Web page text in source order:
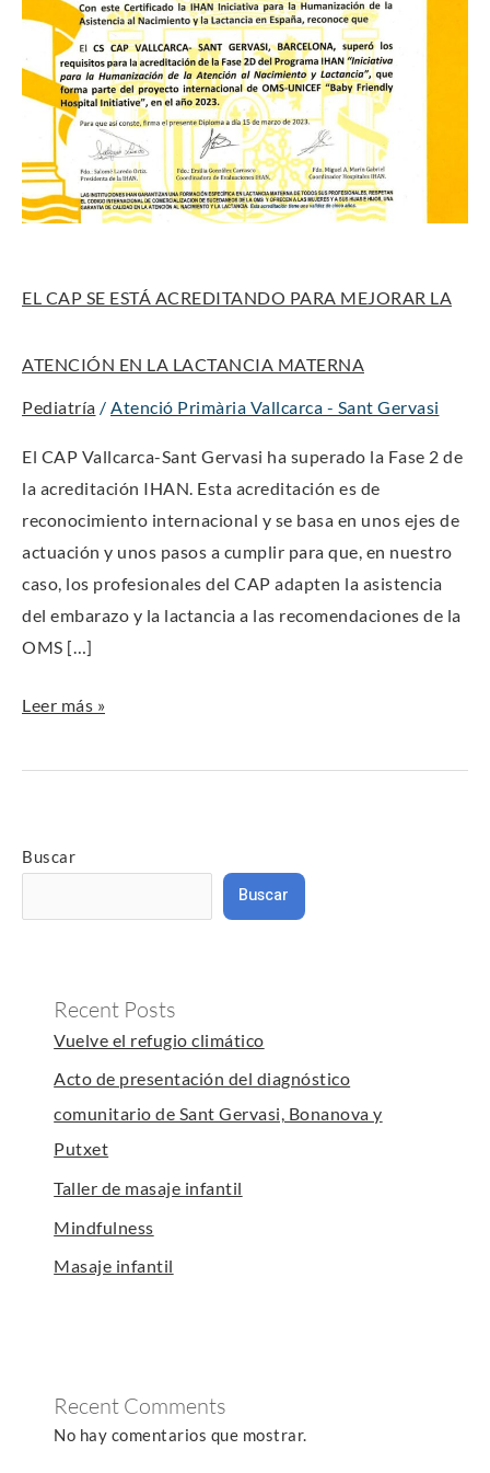
EL CAP SE ESTÁ ACREDITANDO PARA MEJORAR LA
ATENCIÓN EN LA LACTANCIA MATERNA
Pediatría / Atenció Primària Vallcarca - Sant Gervasi
El CAP Vallcarca-Sant Gervasi ha superado la Fase 2 de
la acreditación IHAN. Esta acreditación es de
reconocimiento internacional y se basa en unos ejes de
actuación y unos pasos a cumplir para que, en nuestro
caso, los profesionales del CAP adapten la asistencia
del embarazo y la lactancia a las recomendaciones de la
OMS […]
ESTÁ
ACREDITANDO
PARA
MEJORAR
ATENCIÓN
EN
MATERNA
Leer más »
Buscar
Buscar
Recent Posts
Vuelve el refugio climático
Acto de presentación del diagnóstico
comunitario de Sant Gervasi, Bonanova y
Putxet
Taller de masaje infantil
Mindfulness
Masaje infantil
Recent Comments
No hay comentarios que mostrar.